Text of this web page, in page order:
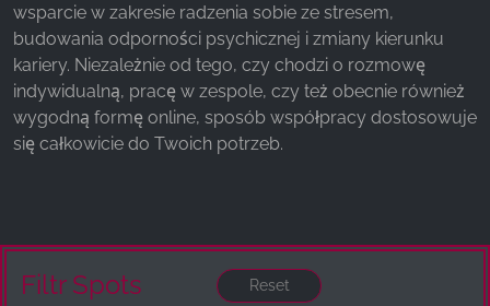
wsparcie w zakresie radzenia sobie ze stresem,
budowania odporności psychicznej i zmiany kierunku
kariery. Niezależnie od tego, czy chodzi o rozmowę
indywidualną, pracę w zespole, czy też obecnie również
wygodną formę online, sposób współpracy dostosowuje
się całkowicie do Twoich potrzeb.
Filtr Spots